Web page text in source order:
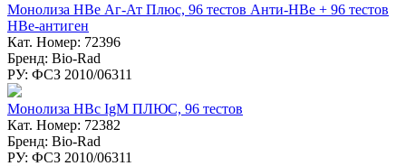
Монолиза HBе Аг-Ат Плюс, 96 тестов Анти-НВе + 96 тестов
НВе-антиген
Кат. Номер: 72396
Бренд: Bio-Rad
РУ: ФСЗ 2010/06311
Монолиза HBc IgM ПЛЮС, 96 тестов
Кат. Номер: 72382
Бренд: Bio-Rad
РУ: ФСЗ 2010/06311